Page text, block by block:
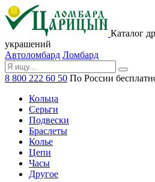
Каталог
украшений
Автоломбард Ломбард
8 800 222 60 50 По России
Кольца
Серьги
Подвески
Браслеты
Колье
Цепи
Часы
Другое